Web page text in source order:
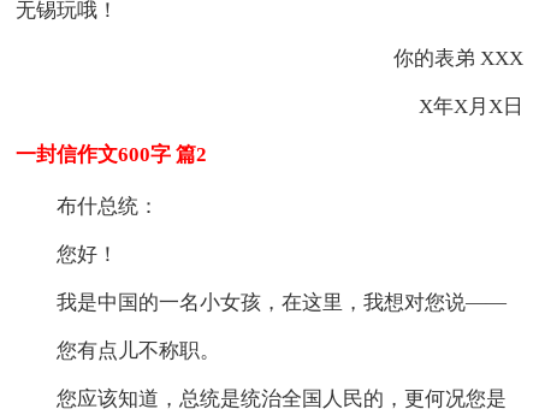
无锡玩哦！
你的表弟 XXX
X年X月X日
一封信作文600字 篇2
布什总统：
您好！
我是中国的一名小女孩，在这里，我想对您说——
您有点儿不称职。
您应该知道，总统是统治全国人民的，更何况您是